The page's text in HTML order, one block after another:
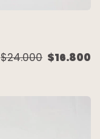
$24.000 $16.800